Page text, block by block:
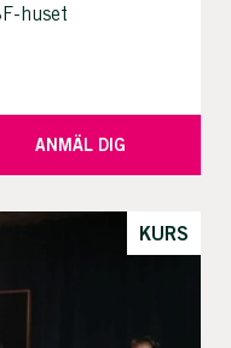
huset
ANMÄL DIG
KURS